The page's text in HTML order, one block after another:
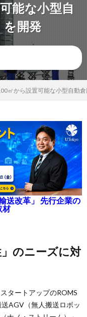
能な小型自
を開発
㎡から設置可能な小型自動
送改革」 先行企業の
材
タートアップのROMS
AGV（無人搬送ロボッ